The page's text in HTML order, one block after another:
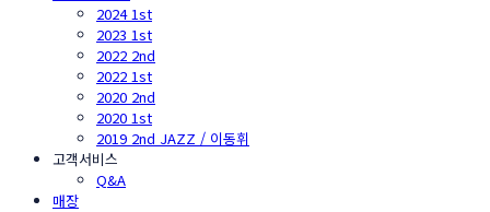
2024 1st
2023 1st
2022 2nd
2022 1st
2020 2nd
2020 1st
2019 2nd JAZZ / 이동휘
고객서비스
Q&A
매장